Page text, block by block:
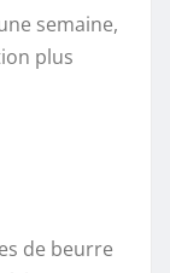
semaine,
plus
de beurre